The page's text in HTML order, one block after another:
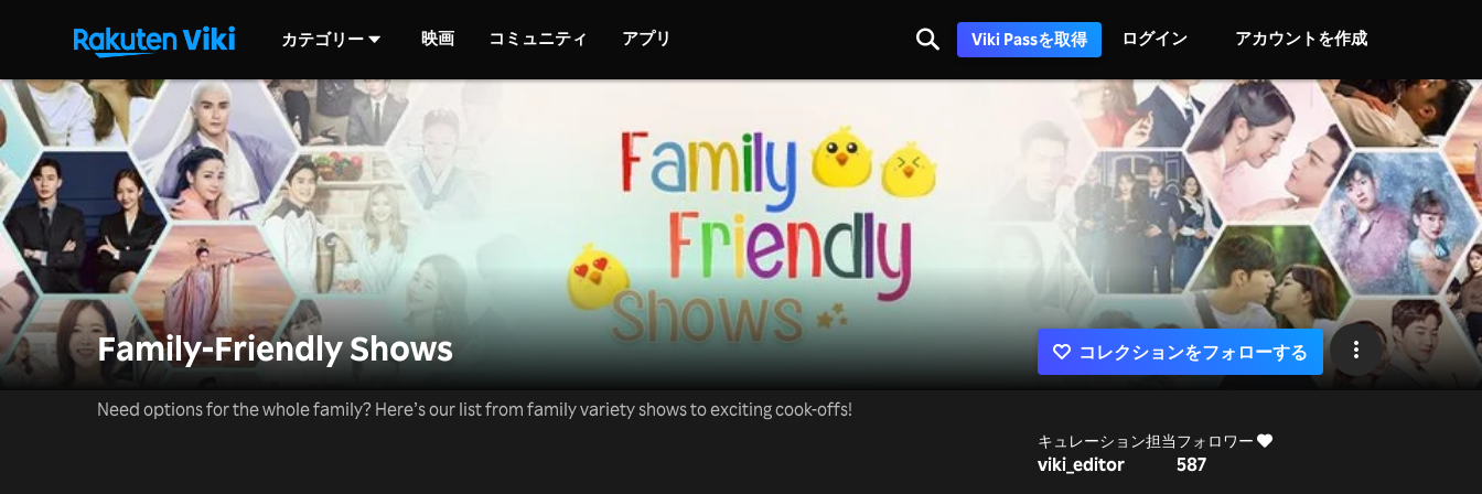
カテゴリー 映画 コミュニティ アプリ Viki Passを取得 ログイン アカウントを作成
Family-Friendly Shows
Need options for the whole family? Here’s our list from family variety shows to exciting cook-offs!
コレクションをフォローする
キュレーション担当
viki_editor
フォロワー
587